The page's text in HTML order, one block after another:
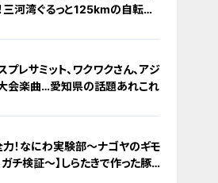
三河湾ぐるっと125kmの自転車
プレサミット、ワクワクさん、アジ
会楽曲…愛知県の話題あれこれ
力！なにわ実験部～ナゴヤのギモ
ガチ検証～】しらたきで作った豚